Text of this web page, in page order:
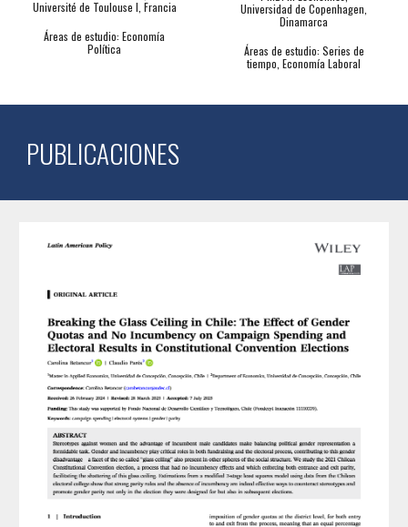
Université de Toulouse I, Francia
Áreas de estudio: Economía
Política
Universidad de Copenhagen,
Dinamarca
Áreas de estudio: Series de
tiempo, Economía Laboral
PUBLICACIONES